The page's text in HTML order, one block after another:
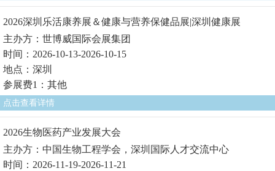
2026深圳乐活康养展＆健康与营养保健品展|深圳健康展
主办方：世博威国际会展集团
时间：2026-10-13-2026-10-15
地点：深圳
参展费1：其他
点击查看详情
2026生物医药产业发展大会
主办方：中国生物工程学会，深圳国际人才交流中心
时间：2026-11-19-2026-11-21